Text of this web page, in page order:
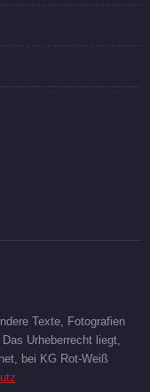
Texte, Fotografien
Urheberrecht liegt,
bei KG Rot-Weiß